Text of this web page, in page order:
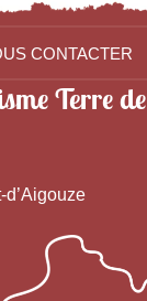
CONTACTER
Terre de